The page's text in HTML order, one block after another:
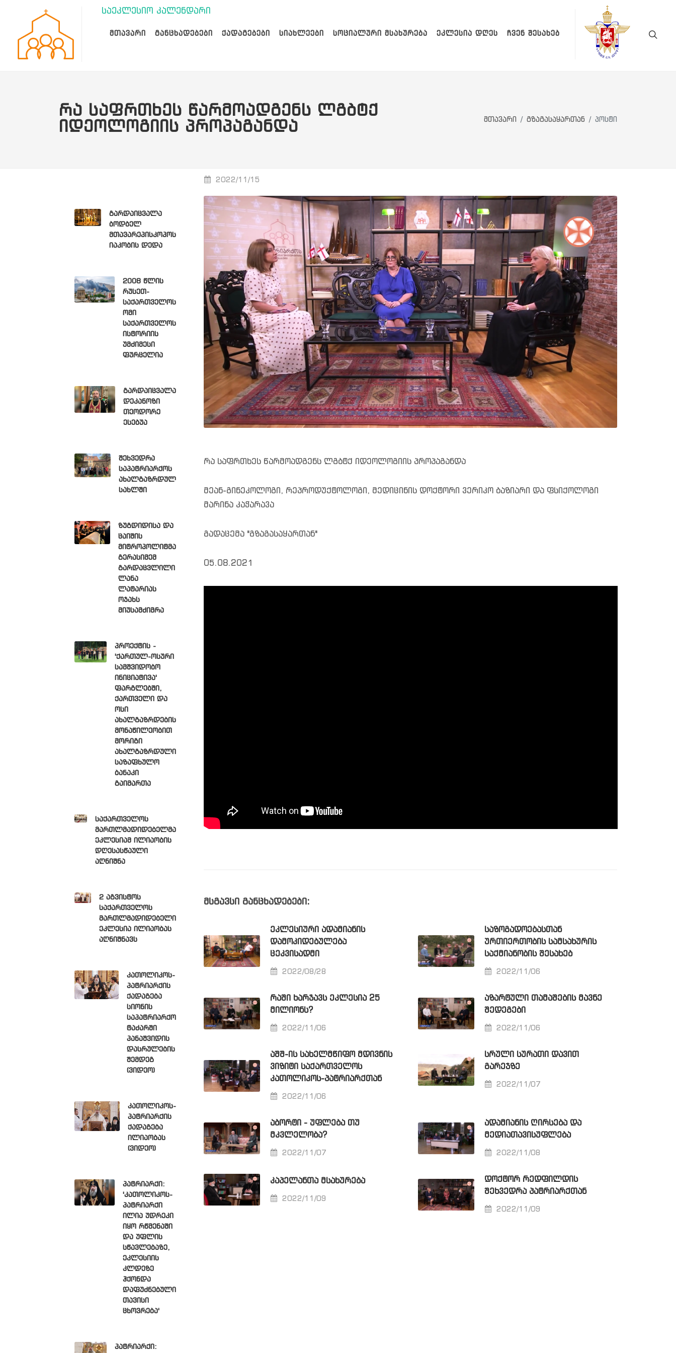
საეკლესიო კალენდარი
ᲛᲗᲐᲕᲐᲠᲘ ᲒᲐᲜᲪᲮᲐᲓᲔᲑᲔᲑᲘ ᲥᲐᲓᲐᲒᲔᲑᲔᲑᲘ ᲡᲘᲐᲮᲚᲔᲔᲑᲘ ᲡᲝᲪᲘᲐᲚᲣᲠᲘ ᲛᲡᲐᲮᲣᲠᲔᲑᲐ ᲔᲙᲚᲔᲡᲘᲐ ᲓᲦᲔᲡ ᲩᲕᲔᲜ ᲨᲔᲡᲐᲮᲔᲑ
ᲠᲐ ᲡᲐᲤᲠᲗᲮᲔᲡ ᲬᲐᲠᲛᲝᲐᲓᲒᲔᲜᲡ ᲚᲒᲑᲢᲥ
ᲘᲓᲔᲝᲚᲝᲒᲘᲘᲡ ᲞᲠᲝᲞᲐᲒᲐᲜᲓᲐ
მთავარი გზაგასაყართან პოსტი
2022/11/15
რა საფრთხეს წარმოადგენს ლგბტქ იდეოლოგიის პროპაგანდა
მეან-გინეკოლოგი, რეპროდუქტოლოგი, მედიცინის დოქტორი ვერიკო ბაზიარი და ფსიქოლოგი
მარინა კაჭარავა
გადაცემა "გზაგასაყართან"
05.08.2021
მსგავსი განცხადებები:
ᲔᲙᲚᲔᲡᲘᲣᲠᲘ ᲐᲓᲐᲛᲘᲐᲜᲘᲡ
ᲓᲐᲛᲝᲙᲘᲓᲔᲑᲣᲚᲔᲑᲐ
ᲪᲔᲙᲕᲘᲡᲐᲓᲛᲘ
2022/08/28
ᲡᲐᲖᲝᲒᲐᲓᲝᲔᲑᲐᲡᲗᲐᲜ
ᲣᲠᲗᲘᲔᲠᲗᲝᲑᲘᲡ ᲡᲐᲛᲡᲐᲮᲣᲠᲘᲡ
ᲡᲐᲥᲛᲘᲐᲜᲝᲑᲘᲡ ᲨᲔᲡᲐᲮᲔᲑ
2022/11/06
ᲠᲐᲨᲘ ᲮᲐᲠᲯᲐᲕᲡ ᲔᲙᲚᲔᲡᲘᲐ 25
ᲛᲘᲚᲘᲝᲜᲡ?
2022/11/06
ᲐᲖᲐᲠᲢᲣᲚᲘ ᲗᲐᲛᲐᲨᲔᲑᲘᲡ ᲛᲐᲕᲜᲔ
ᲨᲔᲓᲔᲒᲔᲑᲘ
2022/11/06
ᲐᲨᲨ-ᲘᲡ ᲡᲐᲮᲔᲚᲛᲬᲘᲤᲝ ᲛᲓᲘᲕᲜᲘᲡ
ᲕᲘᲖᲘᲢᲘ ᲡᲐᲥᲐᲠᲗᲕᲔᲚᲝᲡ
ᲙᲐᲗᲝᲚᲘᲙᲝᲡ-ᲞᲐᲢᲠᲘᲐᲠᲥᲗᲐᲜ
2022/11/06
ᲡᲠᲣᲚᲘ ᲡᲣᲠᲐᲗᲘ ᲓᲐᲕᲘᲗ
ᲒᲐᲠᲔᲯᲖᲔ
2022/11/07
ᲐᲑᲝᲠᲢᲘ - ᲣᲤᲚᲔᲑᲐ ᲗᲣ
ᲛᲙᲕᲚᲔᲚᲝᲑᲐ?
2022/11/07
ᲐᲓᲐᲛᲘᲐᲜᲘᲡ ᲦᲘᲠᲡᲔᲑᲐ ᲓᲐ
ᲛᲔᲓᲘᲐᲗᲐᲕᲘᲡᲣᲤᲚᲔᲑᲐ
2022/11/08
ᲙᲐᲞᲔᲚᲐᲜᲗᲐ ᲛᲡᲐᲮᲣᲠᲔᲑᲐ
2022/11/09
ᲓᲝᲥᲢᲝᲠ ᲠᲔᲓᲤᲘᲚᲓᲘᲡ
ᲨᲔᲮᲕᲔᲓᲠᲐ ᲞᲐᲢᲠᲘᲐᲠᲥᲗᲐᲜ
2022/11/09
გარდაიცვალა
ბოდბელ
მთავარეპისკოპოს
იაკობის დედა
2008 წლის
რუსეთ-
საქართველოს
ომი
საქართველოს
ისტორიის
უმძიმესი
ფურცელია
გარდაიცვალა
დეკანოზი
თეოდორე
ესებუა
შეხვედრა
საპატრიარქოს
ახალგაზრდულ
სახლში
ზუგდიდისა და
ცაიშის
მიტროპოლიტმა
გერასიმემ
გარდაცვლილი
ლანა
ლატარიას
ოჯახს
მიუსამძიმრა
პროექტის -
'ქართულ-ოსური
სამშვიდობო
ინიციატივა'
ფარგლებში,
ქართველი და
ოსი
ახალგაზრდების
მონაწილეობით
მორიგი
ახალგაზრდული
საზაფხულო
ბანაკი
გაიმართა
საქართველოს
მართლმადიდებელმა
ეკლესიამ ილიაობის
დღესასწაული
აღნიშნა
2 აგვისტოს
საქართველოს
მართლმადიდებელი
ეკლესია ილიაობას
აღნიშნავს
კათოლიკოს-
პატრიარქის
ქადაგება
სიონის
საპატრიარქო
ტაძარში
პანაშვიდის
დასრულების
შემდეგ
(ვიდეო)
კათოლიკოს-
პატრიარქის
ქადაგება
ილიაობას
(ვიდეო)
პატრიარქი:
'კათოლიკოს-
პატრიარქი
ილია უდრეკი
იყო რწმენაში
და უფლის
სწავლებაზე,
ეკლესიის
კლდეზე
ჰქონდა
დაფუძნებული
თავისი
ცხოვრება'
პატრიარქი: